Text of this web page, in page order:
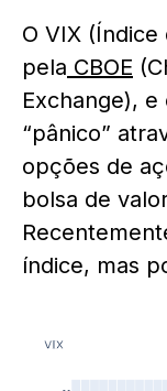
O VIX
pela CBOE
Exchange),
“pânico”
opções de
bolsa de
índice, mas